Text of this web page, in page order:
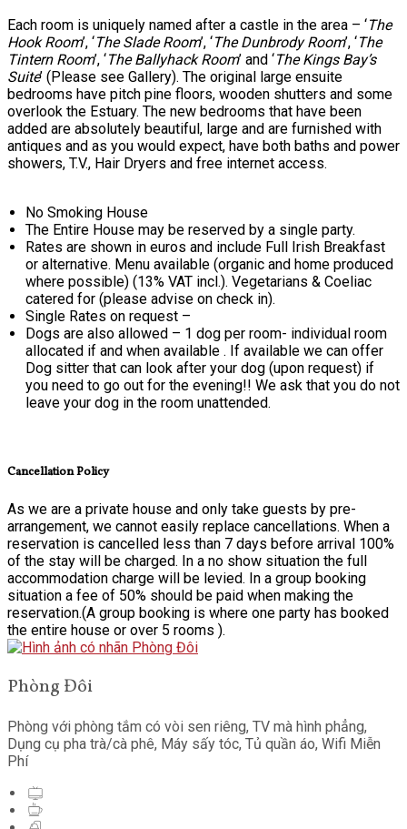
Each room is uniquely named after a castle in the area – ‘The
Hook Room’, ‘The Slade Room’, ‘The Dunbrody Room’, ‘The
Tintern Room’, ‘The Ballyhack Room’ and ‘The Kings Bay’s
Suite’ (Please see Gallery). The original large ensuite
bedrooms have pitch pine floors, wooden shutters and some
overlook the Estuary. The new bedrooms that have been
added are absolutely beautiful, large and are furnished with
antiques and as you would expect, have both baths and power
showers, T.V., Hair Dryers and free internet access.
No Smoking House
The Entire House may be reserved by a single party.
Rates are shown in euros and include Full Irish Breakfast
or alternative. Menu available (organic and home produced
where possible) (13% VAT incl.). Vegetarians & Coeliac
catered for (please advise on check in).
Single Rates on request –
Dogs are also allowed – 1 dog per room- individual room
allocated if and when available . If available we can offer
Dog sitter that can look after your dog (upon request) if
you need to go out for the evening!! We ask that you do not
leave your dog in the room unattended.
Cancellation Policy
As we are a private house and only take guests by pre-
arrangement, we cannot easily replace cancellations. When a
reservation is cancelled less than 7 days before arrival 100%
of the stay will be charged. In a no show situation the full
accommodation charge will be levied. In a group booking
situation a fee of 50% should be paid when making the
reservation.(A group booking is where one party has booked
the entire house or over 5 rooms ).
Phòng Đôi
Phòng với phòng tắm có vòi sen riêng, TV mà hình phẳng,
Dụng cụ pha trà/cà phê, Máy sấy tóc, Tủ quần áo, Wifi Miễn
Phí